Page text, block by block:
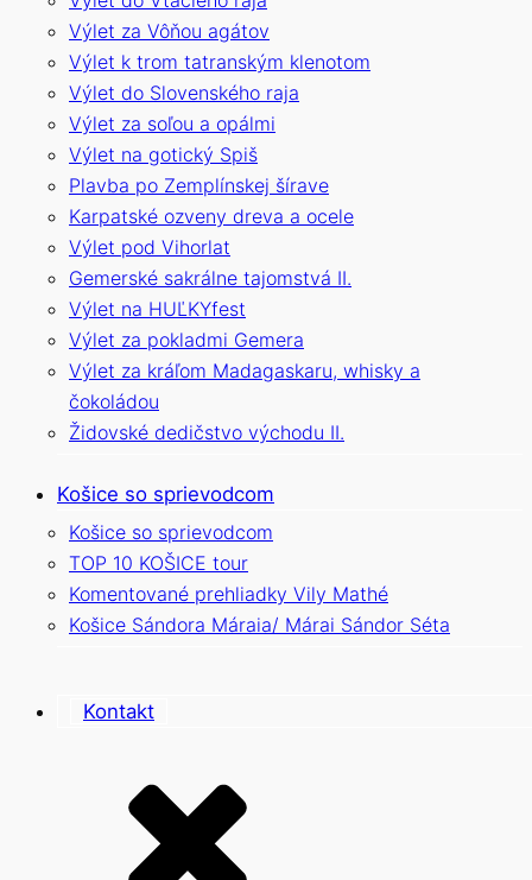
Výlet za Vôňou agátov
Výlet k trom tatranským klenotom
Výlet do Slovenského raja
Výlet za soľou a opálmi
Výlet na gotický Spiš
Plavba po Zemplínskej šírave
Karpatské ozveny dreva a ocele
Výlet pod Vihorlat
Gemerské sakrálne tajomstvá II.
Výlet na HUĽKYfest
Výlet za pokladmi Gemera
Výlet za kráľom Madagaskaru, whisky a
čokoládou
Židovské dedičstvo východu II.
Košice so sprievodcom
Košice so sprievodcom
TOP 10 KOŠICE tour
Komentované prehliadky Vily Mathé
Košice Sándora Máraia/ Márai Sándor Séta
Kontakt